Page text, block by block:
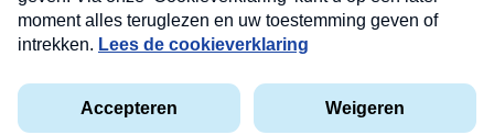
Privacyverklaring
Cookieverklaring
Kwetsbaarheid melden
Neem hier een gratis abonnement op onze
nieuwsbrief. Elke vrijdag- en dinsdagochtend in uw